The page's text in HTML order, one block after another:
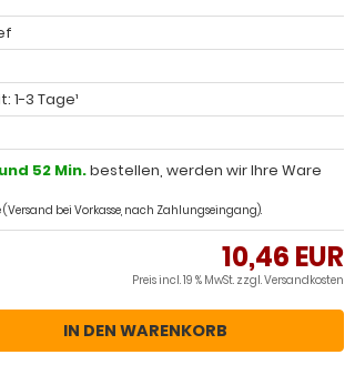
1-3 Tage¹
52 Min.bestellen, werden wir Ihre Ware
bei Vorkasse, nach Zahlungseingang).
10,46 EUR
Preis incl. 19 % MwSt. zzgl.Versandkosten
IN DEN WARENKORB